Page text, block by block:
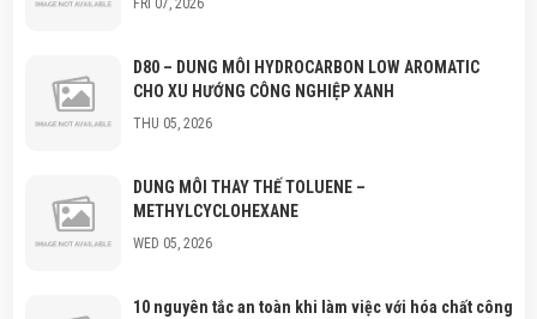
D80 – DUNG MÔI HYDROCARBON LOW AROMATIC
CHO XU HƯỚNG CÔNG NGHIỆP XANH
THU 05, 2026
DUNG MÔI THAY THẾ TOLUENE –
METHYLCYCLOHEXANE
WED 05, 2026
10 nguyên tắc an toàn khi làm việc với hóa chất công